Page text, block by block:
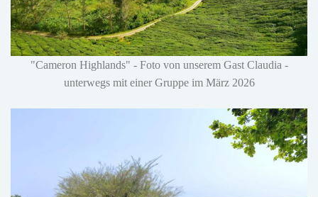
"Cameron Highlands" - Foto von unserem Gast Claudia -
unterwegs mit einer Gruppe im März 2026